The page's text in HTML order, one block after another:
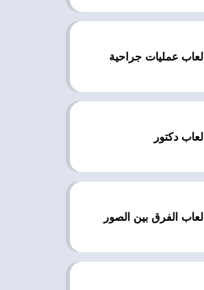
العاب عمليات جراحية
العاب دكتور
العاب الفرق بين الصور